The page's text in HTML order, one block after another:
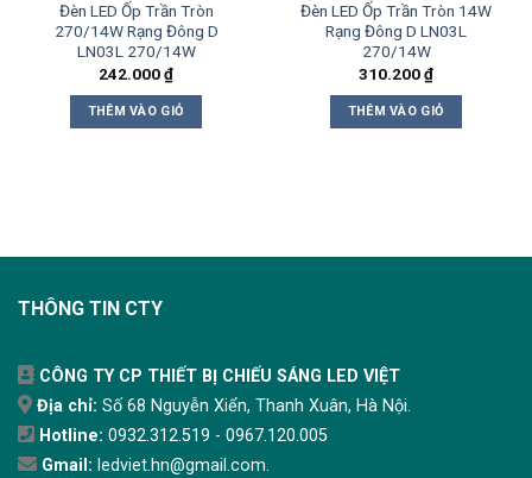
Đèn LED Ốp Trần Tròn
270/14W Rạng Đông D
LN03L 270/14W
242.000₫
THÊM VÀO GIỎ
Đèn LED Ốp Trần Tròn 14W
Rạng Đông D LN03L
270/14W
310.200₫
THÊM VÀO GIỎ
THÔNG TIN CTY
CÔNG TY CP THIẾT BỊ CHIẾU SÁNG LED VIỆT
Địa chỉ: Số 68 Nguyễn Xiển, Thanh Xuân, Hà Nội.
Hotline: 0932.312.519 - 0967.120.005
Gmail: ledviet.hn@gmail.com.